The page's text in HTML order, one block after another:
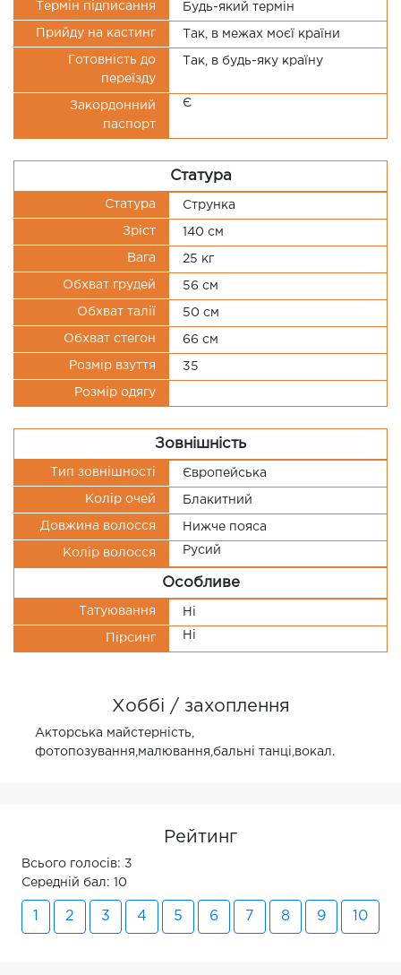
Термін підписання Будь-який термін
Прийду на кастинг Так, в межах моєї країни
Готовність до
переїзду
Так, в будь-яку країну
Закордонний
паспорт
Є
Статура
Статура Струнка
Зріст 140 см
Вага 25 кг
Обхват грудей 56 см
Обхват талії 50 см
Обхват стегон 66 см
Розмір взуття 35
Розмір одягу
Зовнішність
Тип зовнішності Європейська
Колір очей Блакитний
Довжина волосся Нижче пояса
Колір волосся Русий
Особливе
Татуювання Ні
Пірсинг Ні
Хоббі / захоплення
Акторська майстерність,
фотопозування,малювання,бальні танці,вокал.
Рейтинг
Всього голосів: 3
Середній бал: 10
2 3 4 5 6 7 8 9 10